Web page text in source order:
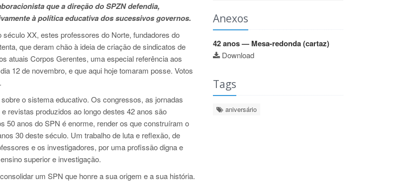
que a direção do SPZN defendia,
à política educativa dos sucessivos governos.
XX, estes professores do Norte, fundadores do
que deram chão à ideia de criação de sindicatos de
atuais Corpos Gerentes, uma especial referência aos
12 de novembro, e que aqui hoje tomaram posse. Votos
o sistema educativo. Os congressos, as jornadas
revistas produzidos ao longo destes 42 anos são
anos do SPN é enorme, render os que construíram o
30 deste século. Um trabalho de luta e reflexão, de
e os investigadores, por uma profissão digna e
superior e investigação.
um SPN que honre a sua origem e a sua história.
Anexos
42 anos — Mesa-redonda (cartaz)
Download
Tags
aniversário